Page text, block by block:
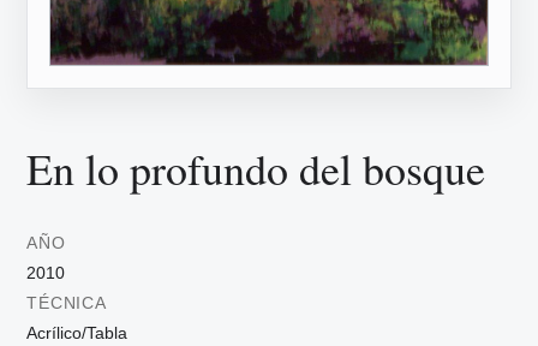
En lo profundo del bosque
AÑO
2010
TÉCNICA
Acrílico/Tabla